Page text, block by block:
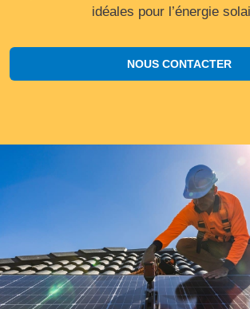
idéales pour l’énergie
NOUS CONTACTER